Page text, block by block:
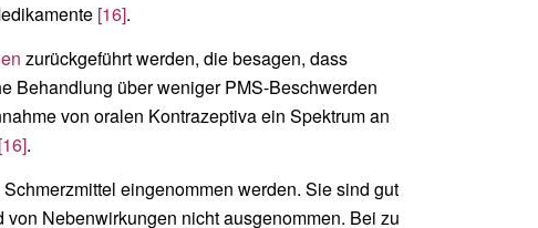
[16].
zurückgeführt werden, die besagen, dass
Behandlung über weniger PMS-Beschwerden
von oralen Kontrazeptiva ein Spektrum an
[16].
eingenommen werden. Sie sind gut
Nebenwirkungen nicht ausgenommen. Bei zu